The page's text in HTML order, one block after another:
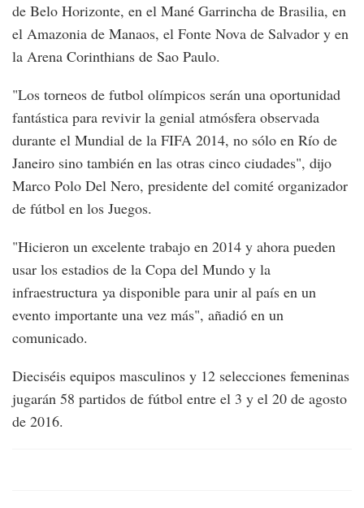
de Belo Horizonte, en el Mané Garrincha de Brasilia, en
el Amazonia de Manaos, el Fonte Nova de Salvador y en
la Arena Corinthians de Sao Paulo.
"Los torneos de futbol olímpicos serán una oportunidad
fantástica para revivir la genial atmósfera observada
durante el Mundial de la FIFA 2014, no sólo en Río de
Janeiro sino también en las otras cinco ciudades", dijo
Marco Polo Del Nero, presidente del comité organizador
de fútbol en los Juegos.
"Hicieron un excelente trabajo en 2014 y ahora pueden
usar los estadios de la Copa del Mundo y la
infraestructura ya disponible para unir al país en un
evento importante una vez más", añadió en un
comunicado.
Dieciséis equipos masculinos y 12 selecciones femeninas
jugarán 58 partidos de fútbol entre el 3 y el 20 de agosto
de 2016.